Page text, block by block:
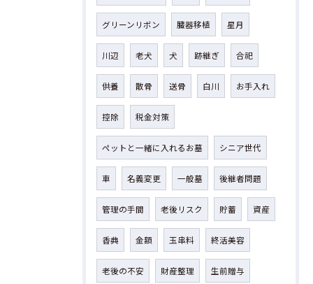
グリーンリボン 臓器移植 星月
川辺 老犬 犬 跡継ぎ 合祀
供養 散骨 送骨 白川 お手入れ
控除 税金対策
ペットと一緒に入れるお墓 シニア世代
車 名義変更 一般墓 後継者問題
管理の手間 老後リスク 貯蓄 資産
香典 金額 玉串料 終活美容
老後の不安 財産整理 生前贈与